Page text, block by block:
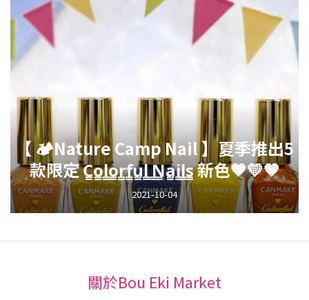
【 🏕️Nature Camp Nail 】夏季推出5
款限定 C̳o̳l̳o̳r̳f̳u̳l̳ ̳N̳a̳i̳l̳s̳ 新色🧡💛🤎
2021-10-04
關於Bou Eki Market